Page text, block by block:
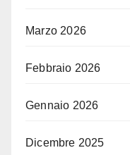
Marzo 2026
Febbraio 2026
Gennaio 2026
Dicembre 2025